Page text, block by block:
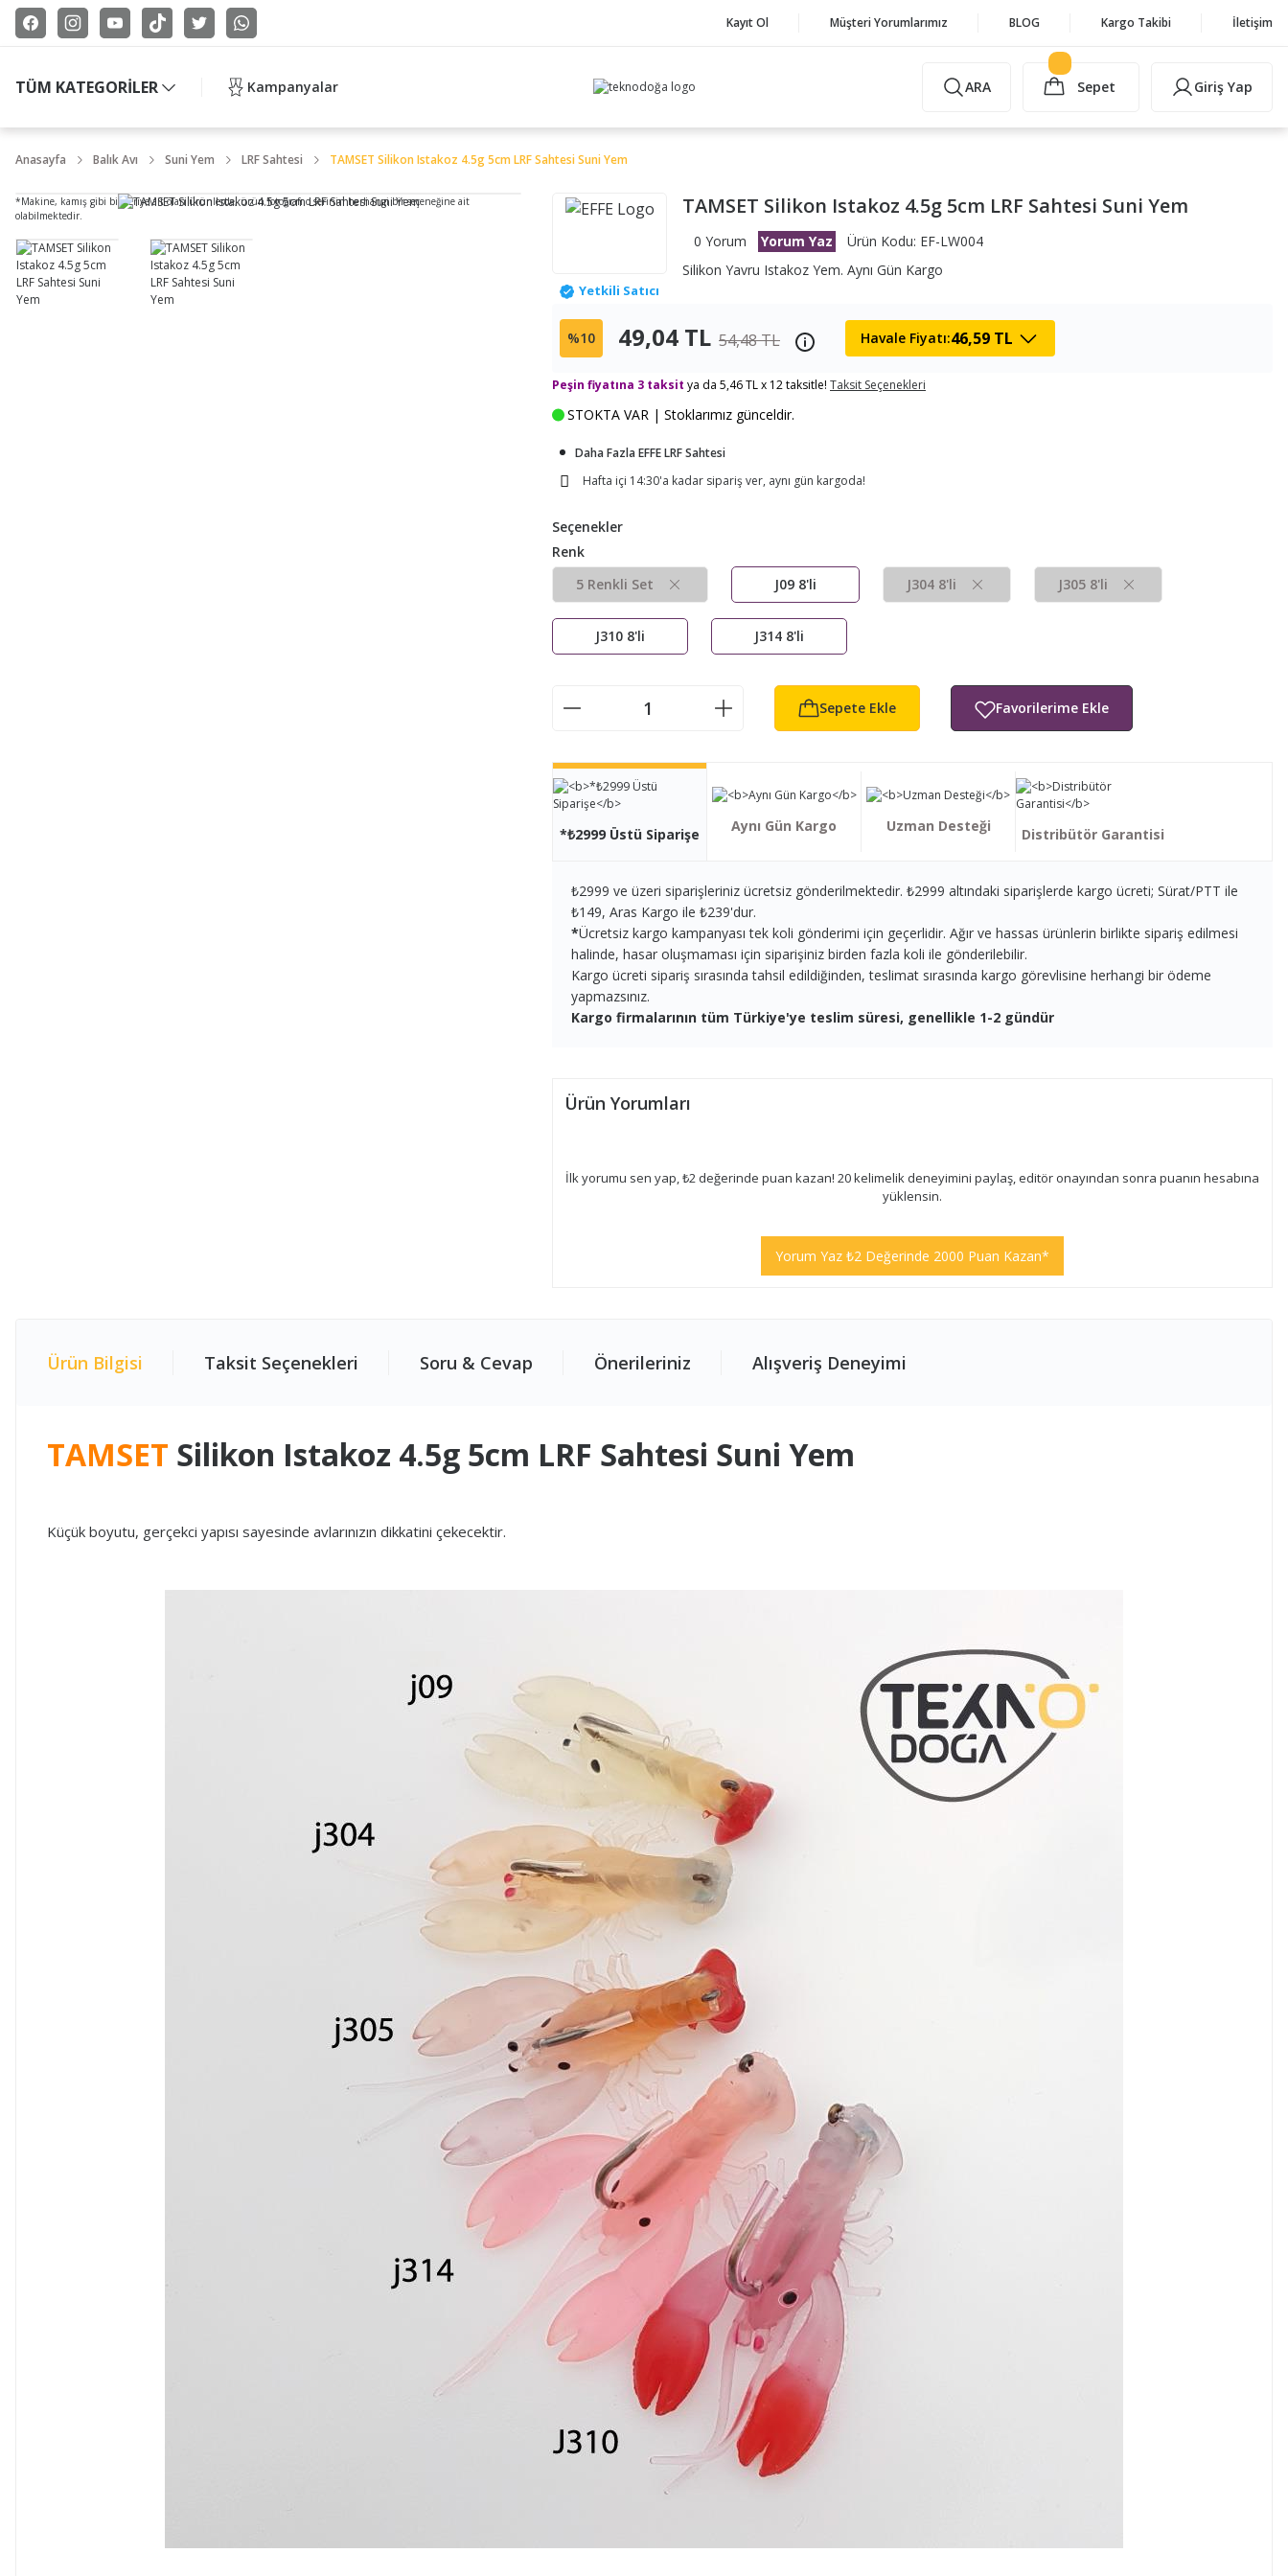
Kayıt Ol Müşteri Yorumlarımız BLOG Kargo Takibi İletişim
TÜM KATEGORİLER Kampanyalar ARA Sepet Giriş Yap
Anasayfa Balık Avı Suni Yem LRF Sahtesi TAMSET Silikon Istakoz 4.5g 5cm LRF Sahtesi Suni Yem
*Makine, kamış gibi bir seriye ait olan ürünlerde, ürün fotoğrafı o serinin herhangi bir seçeneğine ait
olabilmektedir.
Yetkili Satıcı
TAMSET Silikon Istakoz 4.5g 5cm LRF Sahtesi Suni Yem
0 Yorum Yorum Yaz
Ürün Kodu: EF-LW004
Silikon Yavru Istakoz Yem. Aynı Gün Kargo
%10 49,04 TL 54,48 TL Havale Fiyatı:46,59 TL
Peşin fiyatına 3 taksit ya da 5,46 TL x 12 taksitle! Taksit Seçenekleri
STOKTA VAR | Stoklarımız günceldir.
Daha Fazla EFFE LRF Sahtesi
Hafta içi 14:30'a kadar sipariş ver, aynı gün kargoda!
Seçenekler
Renk
5 Renkli Set
J09 8'li J304 8'li J305 8'li
J310 8'li J314 8'li
Sepete Ekle
*₺2999 Üstü Siparişe Aynı Gün Kargo Uzman Desteği Distribütör Garantisi
₺2999 ve üzeri siparişleriniz ücretsiz gönderilmektedir. ₺2999 altındaki siparişlerde kargo ücreti; Sürat/PTT ile
₺149, Aras Kargo ile ₺239'dur.
*Ücretsiz kargo kampanyası tek koli gönderimi için geçerlidir. Ağır ve hassas ürünlerin birlikte sipariş edilmesi
halinde, hasar oluşmaması için siparişiniz birden fazla koli ile gönderilebilir.
Kargo ücreti sipariş sırasında tahsil edildiğinden, teslimat sırasında kargo görevlisine herhangi bir ödeme
yapmazsınız.
Kargo firmalarının tüm Türkiye'ye teslim süresi, genellikle 1-2 gündür
Ürün Yorumları
İlk yorumu sen yap, ₺2 değerinde puan kazan! 20 kelimelik deneyimini paylaş, editör onayından sonra puanın hesabına
yüklensin.
Yorum Yaz ₺2 Değerinde 2000 Puan Kazan*
Ürün Bilgisi Taksit Seçenekleri Soru & Cevap Önerileriniz Alışveriş Deneyimi
TAMSET Silikon Istakoz 4.5g 5cm LRF Sahtesi Suni Yem
Küçük boyutu, gerçekci yapısı sayesinde avlarınızın dikkatini çekecektir.